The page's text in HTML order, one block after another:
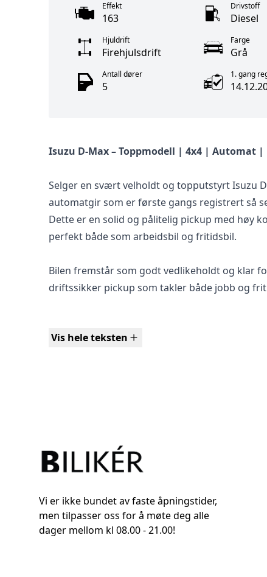
Effekt
163
Drivstoff
Diesel
Hjuldrift
Firehjulsdrift
Farge
Grå
Antall dører
5
1. gang
Isuzu D-Max – Toppmodell | 4x4 | Automat |
Selger en svært velholdt og topputstyrt Isuzu
automatgir som er første gangs registrert så
Dette er en solid og pålitelig pickup med høy
perfekt både som arbeidsbil og fritidsbil.
Bilen fremstår som godt vedlikeholdt og klar
driftssikker pickup som takler både jobb og
bilen med12mnd Fragus Complete
Automatgir
Firehjulstrekk (4x4)
Meget pen både innvendig og utvendig
God kjørekomfort og høy sittestilling
Vis hele teksten
Vi er ikke bundet av faste åpningstider,
men tilpasser oss for å møte deg alle
dager mellom kl 08.00 - 21.00!